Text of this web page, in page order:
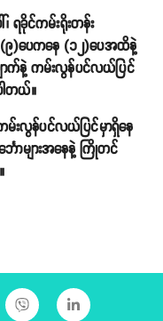
ရခိုင်ကမ်းရိုးတန်း
)ပေကနေ (၁၂)ပေအထိနဲ့
ာက်နဲ့ ကမ်းလွန်ပင်လယ်ပြင်
တယ်။
မ်းလွန်ပင်လယ်ပြင်မှာရှိနေ
ဘောများအနေနဲ့ ကြိုတင်